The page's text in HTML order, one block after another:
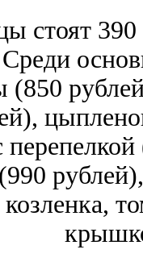
стоят
Среди
(850
козленка,